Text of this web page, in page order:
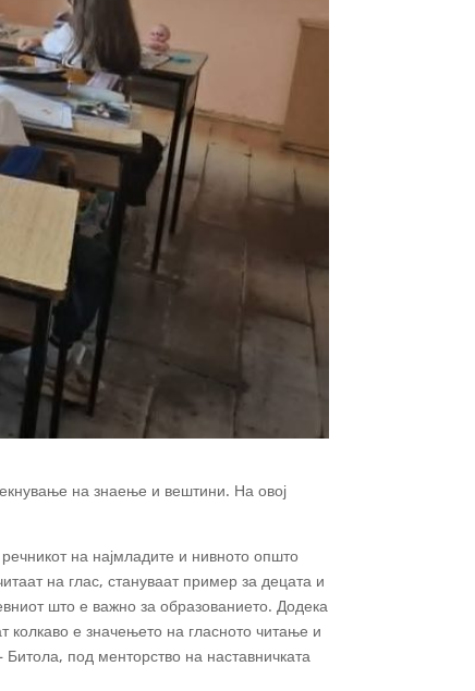
на знаење и вештини. На овој
на најмладите и нивното општо
на глас, стануваат пример за децата и
што е важно за образованието. Додека
колкаво е значењето на гласното читање и
под менторство на наставничката